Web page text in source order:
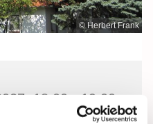
© Herbert Frank
18:00 - 19:00